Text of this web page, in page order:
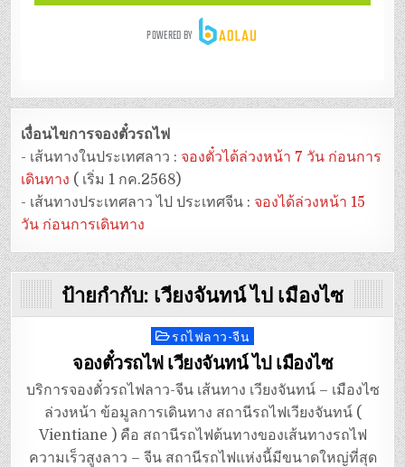
เงื่อนไขการจองตั๋วรถไฟ
- เส้นทางในประเทศลาว : จองตั๋วได้ล่วงหน้า 7 วัน ก่อนการ
เดินทาง ( เริ่ม 1 กค.2568)
- เส้นทางประเทศลาว ไป ประเทศจีน : จองได้ล่วงหน้า 15
วัน ก่อนการเดินทาง
ป้ายกำกับ: เวียงจันทน์ ไป เมืองไซ
Posted
in
รถไฟลาว-จีน
จองตั๋วรถไฟ เวียงจันทน์ ไป เมืองไซ
บริการจองตั๋วรถไฟลาว-จีน เส้นทาง เวียงจันทน์ – เมืองไซ
ล่วงหน้า ข้อมูลการเดินทาง สถานีรถไฟเวียงจันทน์ (
Vientiane ) คือ สถานีรถไฟต้นทางของเส้นทางรถไฟ
ความเร็วสูงลาว – จีน สถานีรถไฟแห่งนี้มีขนาดใหญ่ที่สุด